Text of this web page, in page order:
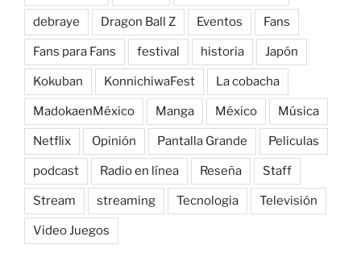
debraye Dragon Ball Z Eventos Fans
Fans para Fans festival historia Japón
Kokuban KonnichiwaFest La cobacha
MadokaenMéxico Manga México Música
Netflix Opinión Pantalla Grande Peliculas
podcast Radio en línea Reseña Staff
Stream streaming Tecnologia Televisión
Video Juegos